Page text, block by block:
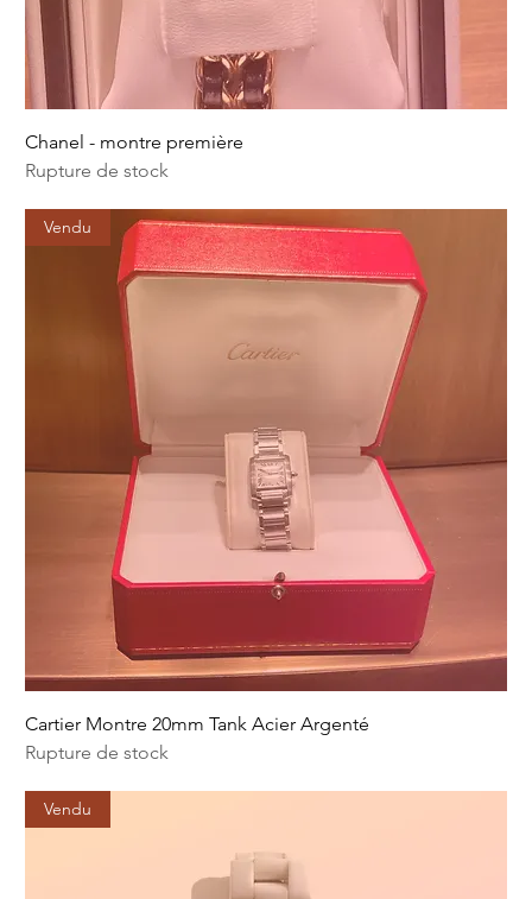
Chanel - montre première
Rupture de stock
Vendu
Cartier Montre 20mm Tank Acier Argenté
Rupture de stock
Vendu